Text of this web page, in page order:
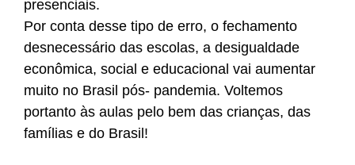
presenciais.
Por conta desse tipo de erro, o fechamento
desnecessário das escolas, a desigualdade
econômica, social e educacional vai aumentar
muito no Brasil pós- pandemia. Voltemos
portanto às aulas pelo bem das crianças, das
famílias e do Brasil!